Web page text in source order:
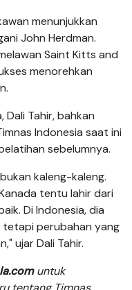
menunjukkan
John Herdman.
Saint Kitts and
menorehkan
Dali Tahir, bahkan
Indonesia saat ini
sebelumnya.
kaleng-kaleng.
tentu lahir dari
Di Indonesia, dia
tetapi perubahan yang
ujar Dali Tahir.
untuk